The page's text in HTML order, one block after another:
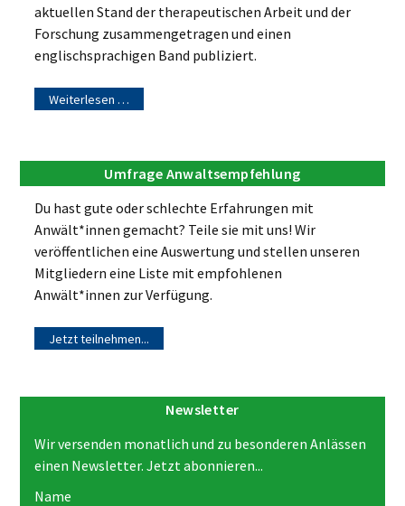
aktuellen Stand der therapeutischen Arbeit und der
Forschung zusammengetragen und einen
englischsprachigen Band publiziert.
Weiterlesen …
Umfrage Anwaltsempfehlung
Du hast gute oder schlechte Erfahrungen mit
Anwält*innen gemacht? Teile sie mit uns! Wir
veröffentlichen eine Auswertung und stellen unseren
Mitgliedern eine Liste mit empfohlenen
Anwält*innen zur Verfügung.
Jetzt teilnehmen...
Newsletter
Wir versenden monatlich und zu besonderen Anlässen
einen Newsletter. Jetzt abonnieren...
Name